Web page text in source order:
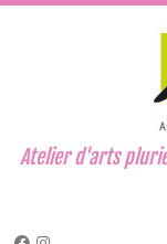
Atelier d'arts